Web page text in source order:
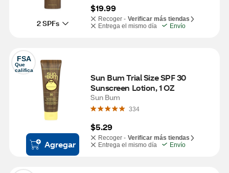
2 SPFs
$19.99
Recoger - Verificar más tiendas
Entrega el mismo día
Envío
FSA
Que
califica
Agregar
Sun Bum Trial Size SPF 30
Sunscreen Lotion, 1 OZ
Sun Bum
334
$5.29
Recoger - Verificar más tiendas
Entrega el mismo día
Envío